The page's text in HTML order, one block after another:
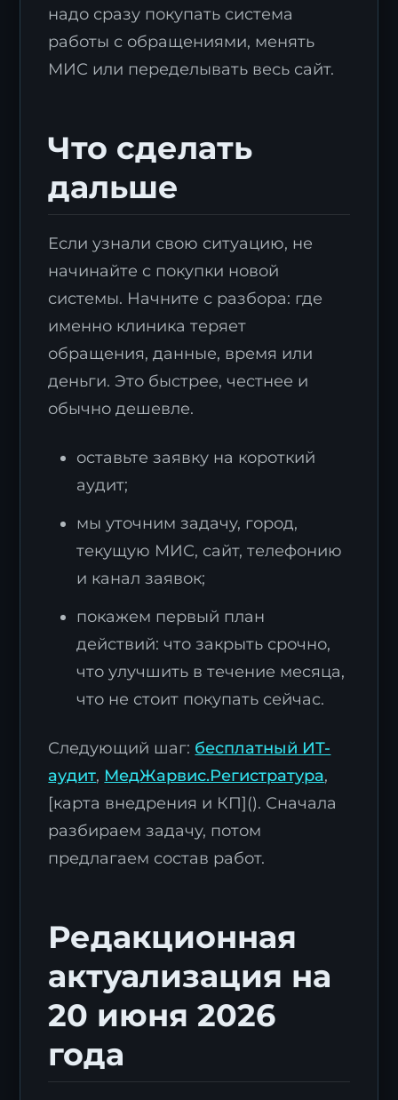
надо сразу покупать система
работы с обращениями, менять
МИС или переделывать весь сайт.
Что сделать
дальше
Если узнали свою ситуацию, не
начинайте с покупки новой
системы. Начните с разбора: где
именно клиника теряет
обращения, данные, время или
деньги. Это быстрее, честнее и
обычно дешевле.
оставьте заявку на короткий
аудит;
мы уточним задачу, город,
текущую МИС, сайт, телефонию
и канал заявок;
покажем первый план
действий: что закрыть срочно,
что улучшить в течение месяца,
что не стоит покупать сейчас.
Следующий шаг: бесплатный ИТ-
аудит, МедЖарвис.Регистратура,
[карта внедрения и КП](). Сначала
разбираем задачу, потом
предлагаем состав работ.
Редакционная
актуализация на
20 июня 2026
года
Я согласен сполитикой обработки
персональных данных